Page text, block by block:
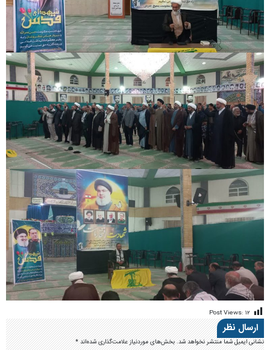
Post Views: ۱۲
ارسال نظر
نشانی ایمیل شما منتشر نخواهد شد.بخش‌های موردنیاز علامت‌گذاری شده‌اند*